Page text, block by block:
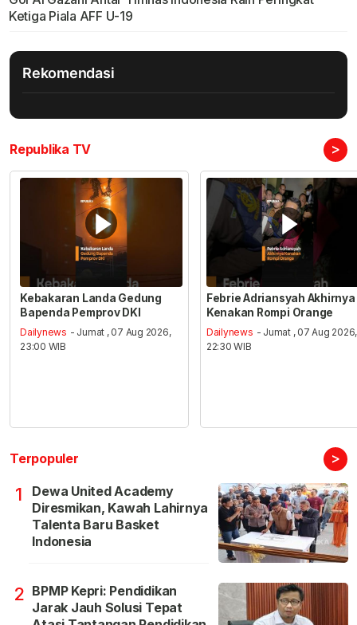
Ketiga Piala AFF U-19
Rekomendasi
Republika TV >
Kebakaran Landa Gedung
Bapenda Pemprov DKI
Dailynews - Jumat , 07 Aug 2026,
23:00 WIB
Febrie Adriansyah Akhirnya
Kenakan Rompi Orange
Dailynews - Jumat , 07 Aug 2026,
22:30 WIB
Terpopuler >
1
Dewa United Academy
Diresmikan, Kawah Lahirnya
Talenta Baru Basket
Indonesia
2 BPMP Kepri: Pendidikan
Jarak Jauh Solusi Tepat